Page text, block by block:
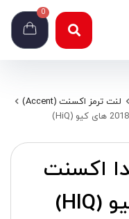
0
لنت ترمز اکسنت (Accent)
اکسنت